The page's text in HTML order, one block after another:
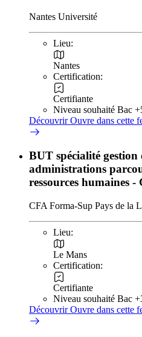
Nantes Université
Lieu:
Nantes
Certification:
Certifiante
Niveau souhaité Bac
DécouvrirOuvre dans cette
BUT spécialité gestion
administrations
ressources humaines -
CFA Forma-Sup Pays de la
Lieu:
Le Mans
Certification:
Certifiante
Niveau souhaité Bac
DécouvrirOuvre dans cette